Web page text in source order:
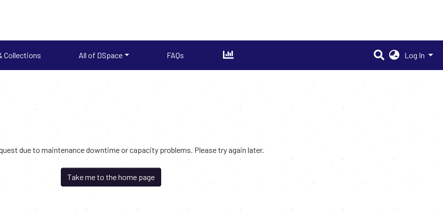
Collections All of DSpace FAQs Log In
due to maintenance downtime or capacity problems. Please try again later.
Take me to the home page